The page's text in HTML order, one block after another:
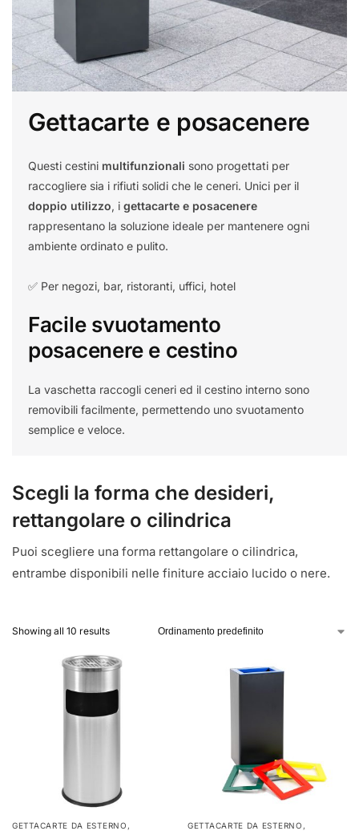
Gettacarte e posacenere
Questi cestini multifunzionali sono progettati per
raccogliere sia i rifiuti solidi che le ceneri. Unici per il
doppio utilizzo, i gettacarte e posacenere
rappresentano la soluzione ideale per mantenere ogni
ambiente ordinato e pulito.
✅ Per negozi, bar, ristoranti, uffici, hotel
Facile svuotamento
posacenere e cestino
La vaschetta raccogli ceneri ed il cestino interno sono
removibili facilmente, permettendo uno svuotamento
semplice e veloce.
Scegli la forma che desideri,
rettangolare o cilindrica
Puoi scegliere una forma rettangolare o cilindrica,
entrambe disponibili nelle finiture acciaio lucido o nere.
Showing all 10 results
GETTACARTE DA ESTERNO ,
GETTACARTE DA ESTERNO ,